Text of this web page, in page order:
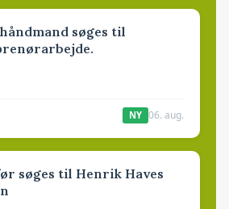
søges til
NY 06. aug.
søges til Henrik Haves